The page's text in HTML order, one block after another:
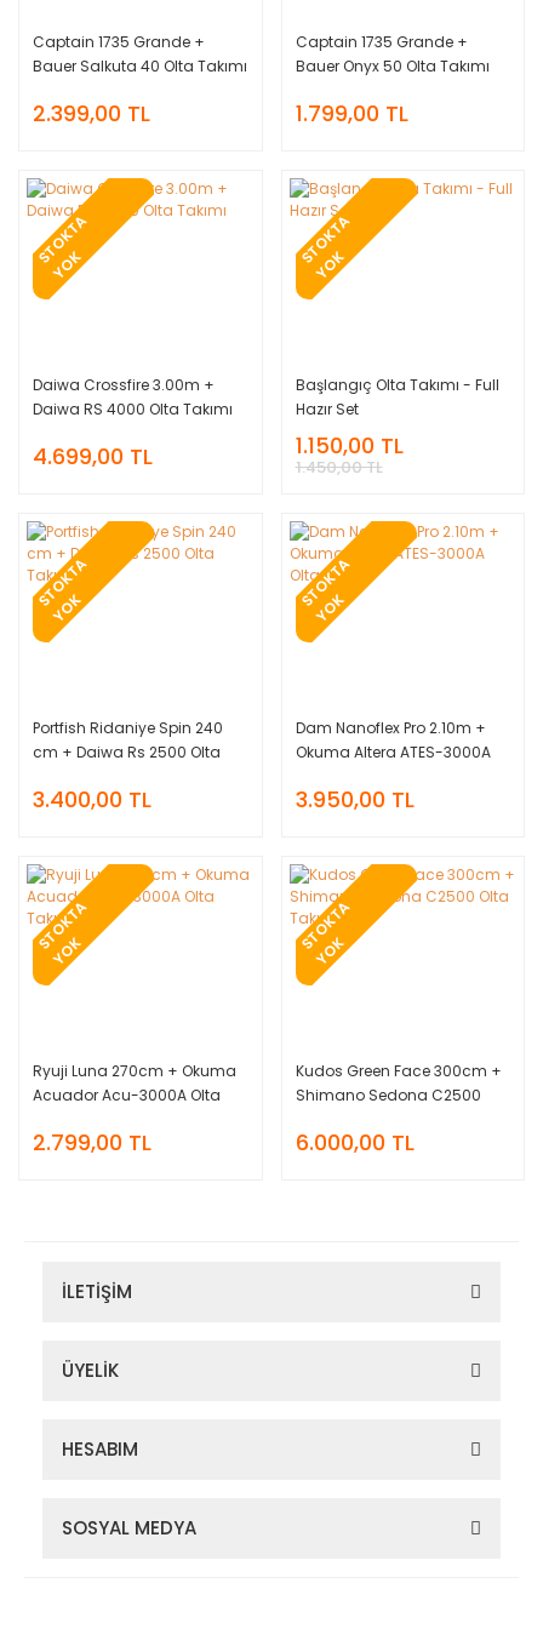
Captain 1735 Grande +
Bauer Salkuta 40 Olta Takımı
2.399,00 TL
Captain 1735 Grande +
Bauer Onyx 50 Olta Takımı
1.799,00 TL
S
T
O
K
T
A
Y
O
K
Daiwa Crossfire 3.00m +
Daiwa RS 4000 Olta Takımı
4.699,00 TL
S
T
O
K
T
A
Y
O
K
Başlangıç Olta Takımı - Full
Hazır Set
1.150,00 TL
1.450,00 TL
S
T
O
K
T
A
Y
O
K
Portfish Ridaniye Spin 240
cm + Daiwa Rs 2500 Olta
3.400,00 TL
S
T
O
K
T
A
Y
O
K
Dam Nanoflex Pro 2.10m +
Okuma Altera ATES-3000A
3.950,00 TL
S
T
O
K
T
A
Y
O
K
Ryuji Luna 270cm + Okuma
Acuador Acu-3000A Olta
2.799,00 TL
S
T
O
K
T
A
Y
O
K
Kudos Green Face 300cm +
Shimano Sedona C2500
6.000,00 TL
İLETİŞİM
ÜYELİK
HESABIM
SOSYAL MEDYA